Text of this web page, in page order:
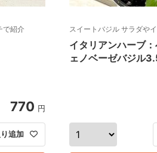
で紹介
770 円
追加
スイートバジル サラダや
イタリアンハーブ
ェノベーゼバジル